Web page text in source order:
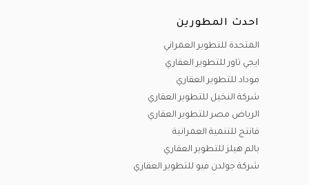
و من الوحدات السكنية يوجد لدينا (شقق-فيلات مستقلة-تاون
هاوس- توين هاوس -شاليهات سياحية - ستوديوهات -
دوبليكسات -بنتهاوس-وود هاوس )
وحدات تجارية (مولات تجارية - محلات تجارية- عيادات طبية
احدث المطورين
المتحدة للتطوير العمراني
ايجي تاور للتطوير العقاري
موداد للتطوير العقاري
شركة النخيل للتطوير العقاري
الرياض مصر للتطوير العقاري
فانتج للتنمية العمرانية
بالم هيلز للتطوير العقاري
شركة جولدن فيو للتطوير العقاري